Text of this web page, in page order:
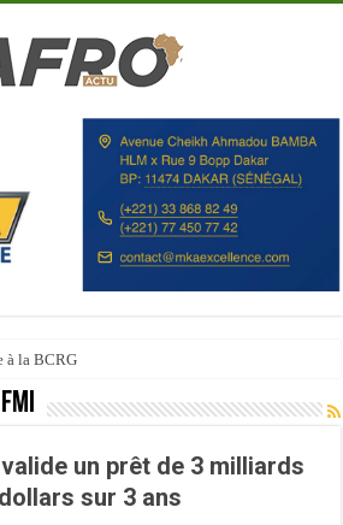
à la BCRG
valide un prêt de 3 milliards
sur 3 ans